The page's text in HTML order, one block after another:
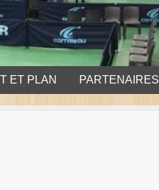
ET PLAN PARTENAIRES